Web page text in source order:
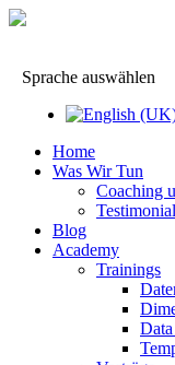
Sprache auswählen
Home
Was Wir Tun
Coaching
Blog
Academy
Trainings